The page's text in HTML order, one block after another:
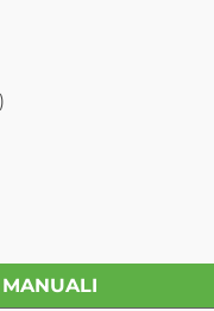
MANUALI